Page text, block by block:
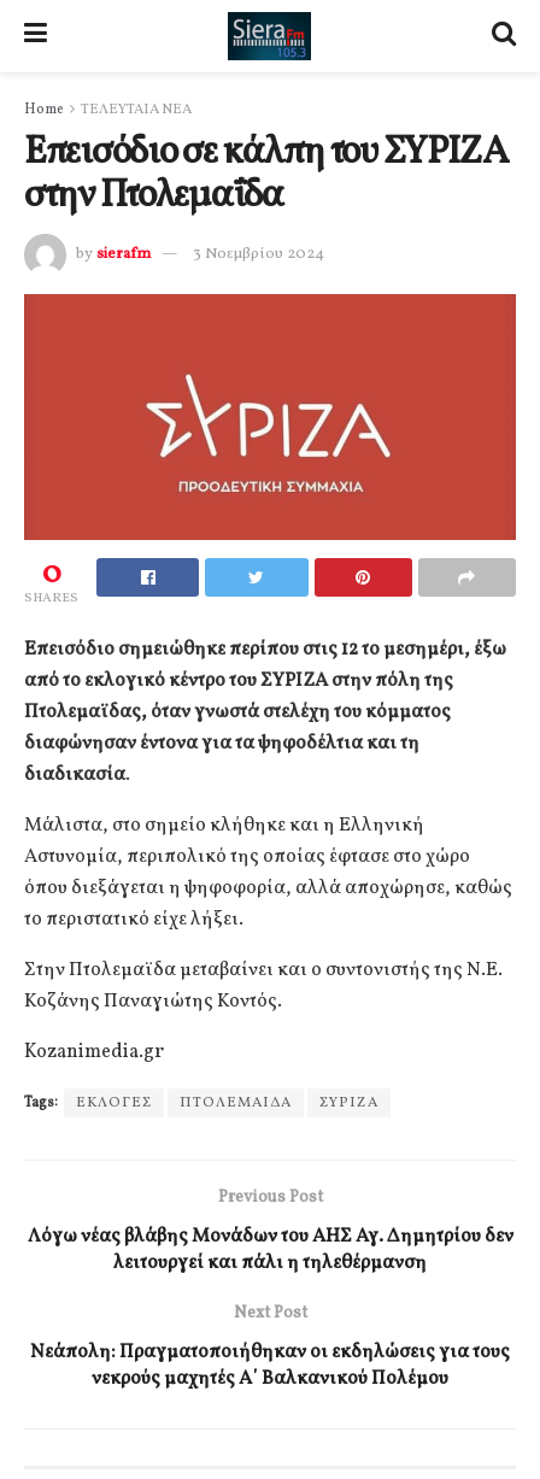
Home ΤΕΛΕΥΤΑΙΑ ΝΕΑ
Επεισόδιο σε κάλπη του ΣΥΡΙΖΑ
στην Πτολεμαΐδα
by sierafm 3 Νοεμβρίου 2024
0
SHARES
Επεισόδιο σημειώθηκε περίπου στις 12 το μεσημέρι, έξω
από το εκλογικό κέντρο του ΣΥΡΙΖΑ στην πόλη της
Πτολεμαϊδας, όταν γνωστά στελέχη του κόμματος
διαφώνησαν έντονα για τα ψηφοδέλτια και τη
διαδικασία.
Μάλιστα, στο σημείο κλήθηκε και η Ελληνική
Αστυνομία, περιπολικό της οποίας έφτασε στο χώρο
όπου διεξάγεται η ψηφοφορία, αλλά αποχώρησε, καθώς
το περιστατικό είχε λήξει.
Στην Πτολεμαϊδα μεταβαίνει και ο συντονιστής της Ν.Ε.
Κοζάνης Παναγιώτης Κοντός.
Kozanimedia.gr
Tags: ΕΚΛΟΓΕΣ ΠΤΟΛΕΜΑΙΔΑ ΣΥΡΙΖΑ
Previous Post
Λόγω νέας βλάβης Μονάδων του ΑΗΣ Αγ. Δημητρίου δεν
λειτουργεί και πάλι η τηλεθέρμανση
Next Post
Νεάπολη: Πραγματοποιήθηκαν οι εκδηλώσεις για τους
νεκρούς μαχητές Α΄ Βαλκανικού Πολέμου